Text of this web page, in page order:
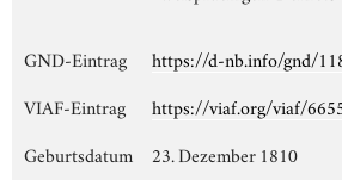
GND-Eintrag
https://d-nb.info/gnd/
VIAF-Eintrag
https://viaf.org/viaf/
Geburtsdatum
23. Dezember 1810